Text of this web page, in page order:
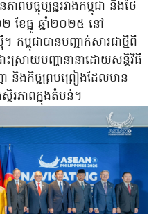
ពបច្ចុប្បន្នរវាងកម្ពុជា និងថៃ
ខែធ្នូ ឆ្នាំ២០២៥ នៅ
ម្ពុជាបានបញ្ជាក់សារជាថ្មីពី
ោះស្រាយបញ្ហានានាដោយសន្តិវិធី
និងកិច្ចព្រមព្រៀងដែលមាន
ថិរភាពក្នុងតំបន់។